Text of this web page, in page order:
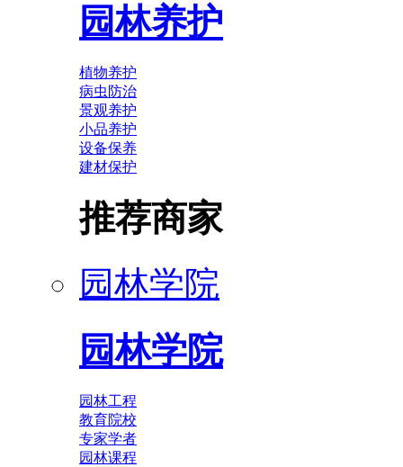
园林养护
植物养护
病虫防治
景观养护
小品养护
设备保养
建材保护
推荐商家
园林学院
园林学院
园林工程
教育院校
专家学者
园林课程